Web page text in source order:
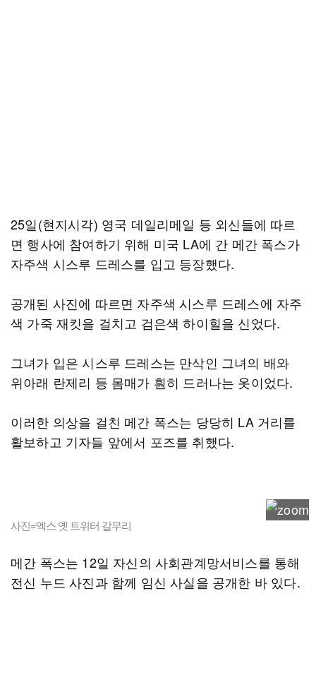
25일(현지시각) 영국 데일리메일 등 외신들에 따르
면 행사에 참여하기 위해 미국 LA에 간 메간 폭스가
자주색 시스루 드레스를 입고 등장했다.
공개된 사진에 따르면 자주색 시스루 드레스에 자주
색 가죽 재킷을 걸치고 검은색 하이힐을 신었다.
그녀가 입은 시스루 드레스는 만삭인 그녀의 배와
위아래 란제리 등 몸매가 훤히 드러나는 옷이었다.
이러한 의상을 걸친 메간 폭스는 당당히 LA 거리를
활보하고 기자들 앞에서 포즈를 취했다.
사진=엑스 옛 트위터 갈무리
메간 폭스는 12일 자신의 사회관계망서비스를 통해
전신 누드 사진과 함께 임신 사실을 공개한 바 있다.